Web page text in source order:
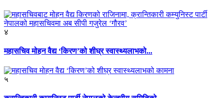
४
महासचिव मोहन वैद्य ‘किरण’को शीघ्र स्वास्थ्यलाभको...
५